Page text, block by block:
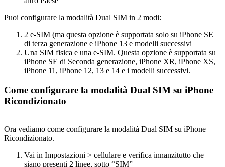
Puoi configurare la modalità Dual SIM in 2 modi:
2 e-SIM (ma questa opzione è supportata solo su iPhone SE
di terza generazione e iPhone 13 e modelli successivi
Una SIM fisica e una e-SIM. Questa opzione è supportata su
iPhone SE di Seconda generazione, iPhone XR, iPhone XS,
iPhone 11, iPhone 12, 13 e 14 e i modelli successivi.
Come configurare la modalità Dual SIM su iPhone
Ricondizionato
Ora vediamo come configurare la modalità Dual SIM su iPhone
Ricondizionato.
Vai in Impostazioni > cellulare e verifica innanzitutto che
siano presenti 2 linee, sotto “SIM”